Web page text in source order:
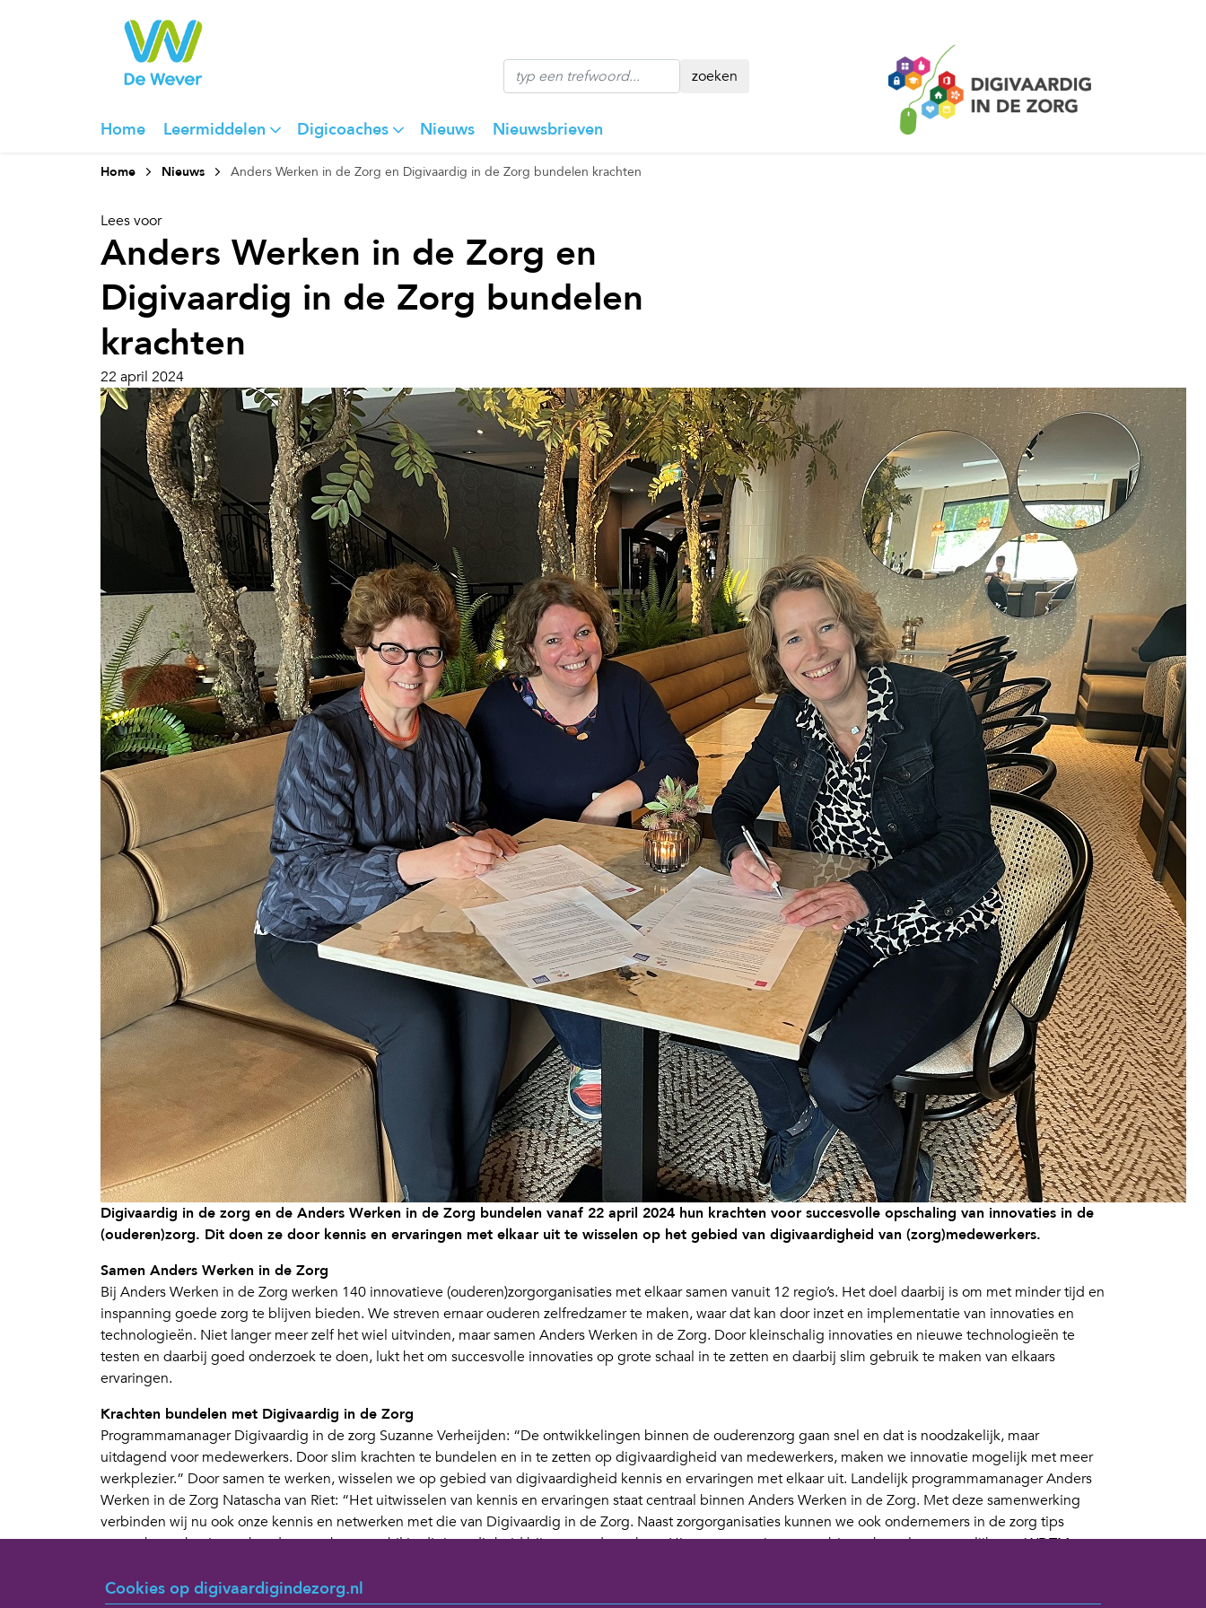
zoeken
Home Leermiddelen Digicoaches Nieuws Nieuwsbrieven
Home Nieuws Anders Werken in de Zorg en Digivaardig in de Zorg bundelen krachten
Lees voor
Anders Werken in de Zorg en
Digivaardig in de Zorg bundelen
krachten
22 april 2024
Digivaardig in de zorg en de Anders Werken in de Zorg bundelen vanaf 22 april 2024 hun krachten voor succesvolle opschaling van innovaties in de
(ouderen)zorg. Dit doen ze door kennis en ervaringen met elkaar uit te wisselen op het gebied van digivaardigheid van (zorg)medewerkers.
Samen Anders Werken in de Zorg
Bij Anders Werken in de Zorg werken 140 innovatieve (ouderen)zorgorganisaties met elkaar samen vanuit 12 regio’s. Het doel daarbij is om met minder tijd en
inspanning goede zorg te blijven bieden. We streven ernaar ouderen zelfredzamer te maken, waar dat kan door inzet en implementatie van innovaties en
technologieën. Niet langer meer zelf het wiel uitvinden, maar samen Anders Werken in de Zorg. Door kleinschalig innovaties en nieuwe technologieën te
testen en daarbij goed onderzoek te doen, lukt het om succesvolle innovaties op grote schaal in te zetten en daarbij slim gebruik te maken van elkaars
ervaringen.
Krachten bundelen met Digivaardig in de Zorg
Programmamanager Digivaardig in de zorg Suzanne Verheijden: “De ontwikkelingen binnen de ouderenzorg gaan snel en dat is noodzakelijk, maar
uitdagend voor medewerkers. Door slim krachten te bundelen en in te zetten op digivaardigheid van medewerkers, maken we innovatie mogelijk met meer
werkplezier.” Door samen te werken, wisselen we op gebied van digivaardigheid kennis en ervaringen met elkaar uit. Landelijk programmamanager Anders
Werken in de Zorg Natascha van Riet: “Het uitwisselen van kennis en ervaringen staat centraal binnen Anders Werken in de Zorg. Met deze samenwerking
verbinden wij nu ook onze kennis en netwerken met die van Digivaardig in de Zorg. Naast zorgorganisaties kunnen we ook ondernemers in de zorg tips
geven hoe rekening te houden met het verschil in digivaardigheid bij zorgmedewerkers. Hiervoor organiseren we binnenkort al gezamenlijk met WDTM een
Door de samenwerking komen digivaardigheid van medewerkers, onderzoek- en implementatie van innovaties samen. Zo kan er passend bij de praktijk,
Cookies op digivaardigindezorg.nl